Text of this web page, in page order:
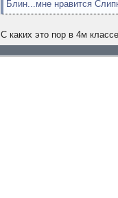
Блин...мне нравится
С каких это пор в 4м